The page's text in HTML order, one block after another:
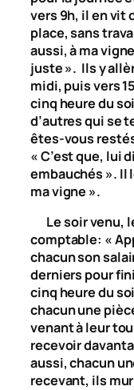
vers 9h, il en vit
place, sans
aussi, à ma
juste ». Ils y
midi, puis vers
cinq heure du
d’autres qui se
êtes-vous
« C’est que, lui
embauchés ». Il
ma vigne ».
Le soir venu,
comptable: «
chacun son
derniers pour
cinq heure du
chacun une
venant à leur
recevoir
aussi, chacun
recevant, ils